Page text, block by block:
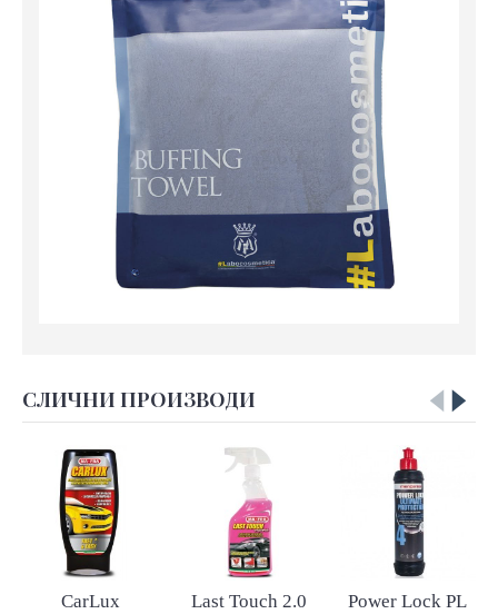
СЛИЧНИ ПРОИЗВОДИ
CarLux Last Touch 2.0 Power Lock PL